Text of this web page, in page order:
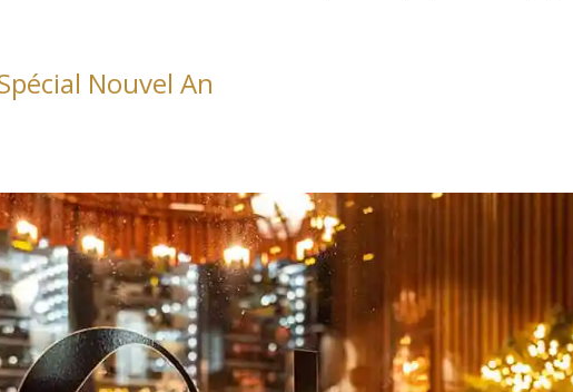
Nouvel An